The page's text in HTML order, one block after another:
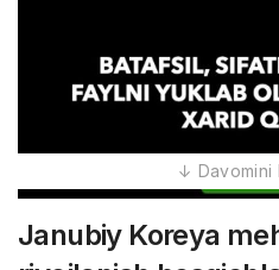
Janubiy Koreya